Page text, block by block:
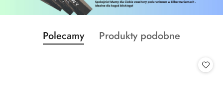
Pomiń karuzelę produktów
Produkty
o
Polecamy
Produkty
Produkty podobne